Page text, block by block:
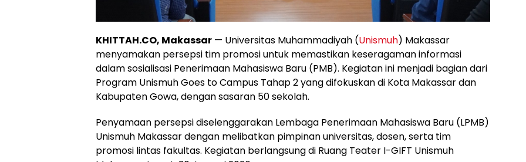
KHITTAH.CO, Makassar — Universitas Muhammadiyah (Unismuh) Makassar
menyamakan persepsi tim promosi untuk memastikan keseragaman informasi
dalam sosialisasi Penerimaan Mahasiswa Baru (PMB). Kegiatan ini menjadi bagian dari
Program Unismuh Goes to Campus Tahap 2 yang difokuskan di Kota Makassar dan
Kabupaten Gowa, dengan sasaran 50 sekolah.
Penyamaan persepsi diselenggarakan Lembaga Penerimaan Mahasiswa Baru (LPMB)
Unismuh Makassar dengan melibatkan pimpinan universitas, dosen, serta tim
promosi lintas fakultas. Kegiatan berlangsung di Ruang Teater I-GIFT Unismuh